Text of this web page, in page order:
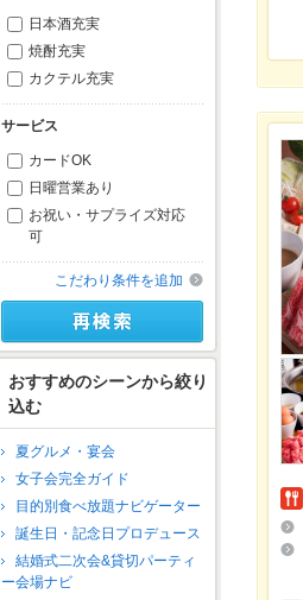
日本酒充実
焼酎充実
カクテル充実
サービス
カードOK
日曜営業あり
お祝い・サプライズ対応
可
こだわり条件を追加
おすすめのシーンから絞り
込む
夏グルメ・宴会
女子会完全ガイド
目的別食べ放題ナビゲーター
誕生日・記念日プロデュース
結婚式二次会&貸切パーティ
ー会場ナビ